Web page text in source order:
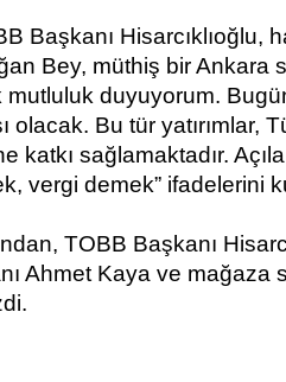
Başkanı Hisarcıklıoğlu,
Bey, müthiş bir Ankara
mutluluk duyuyorum.
olacak. Bu tür yatırımlar,
katkı sağlamaktadır.
vergi demek” ifadelerini
TOBB Başkanı
Ahmet Kaya ve mağaza